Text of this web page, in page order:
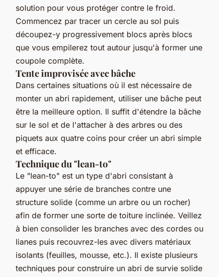
solution pour vous protéger contre le froid.
Commencez par tracer un cercle au sol puis
découpez-y progressivement blocs après blocs
que vous empilerez tout autour jusqu'à former une
coupole complète.
Tente improvisée avec bâche
Dans certaines situations où il est nécessaire de
monter un abri rapidement, utiliser une bâche peut
être la meilleure option. Il suffit d'étendre la bâche
sur le sol et de l'attacher à des arbres ou des
piquets aux quatre coins pour créer un abri simple
et efficace.
Technique du "lean-to"
Le "lean-to" est un type d'abri consistant à
appuyer une série de branches contre une
structure solide (comme un arbre ou un rocher)
afin de former une sorte de toiture inclinée. Veillez
à bien consolider les branches avec des cordes ou
lianes puis recouvrez-les avec divers matériaux
isolants (feuilles, mousse, etc.). Il existe plusieurs
techniques pour construire un abri de survie solide